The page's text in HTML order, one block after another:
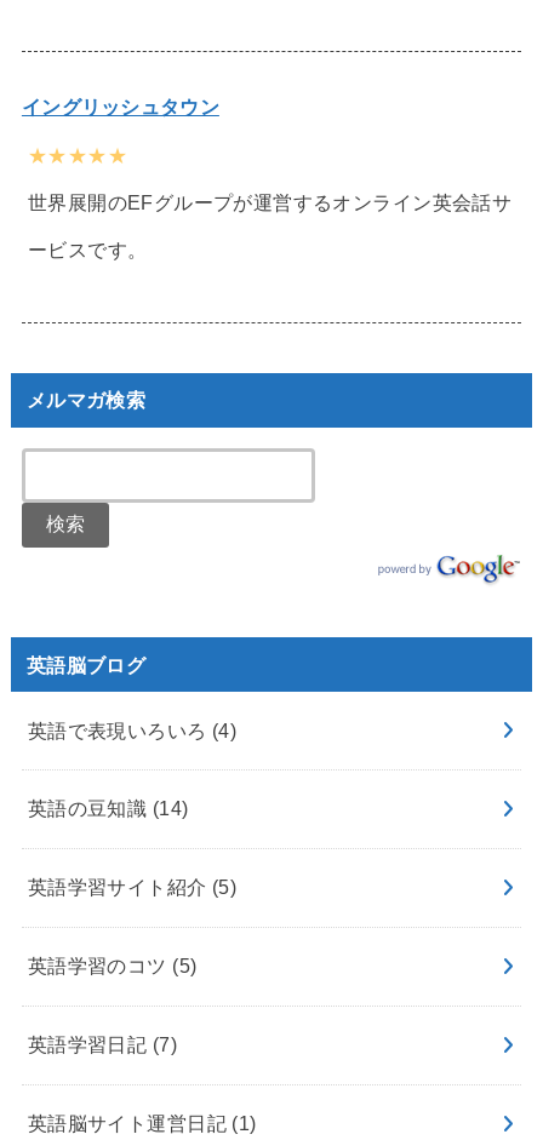
イングリッシュタウン
★★★★★
世界展開のEFグループが運営するオンライン英会話サ
ービスです。
メルマガ検索
英語脳ブログ
英語で表現いろいろ (4)
英語の豆知識 (14)
英語学習サイト紹介 (5)
英語学習のコツ (5)
英語学習日記 (7)
英語脳サイト運営日記 (1)